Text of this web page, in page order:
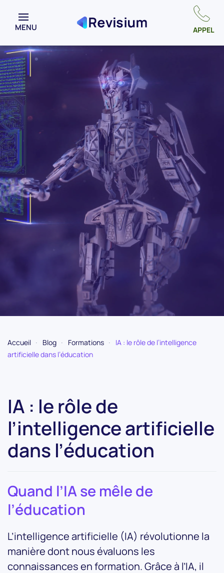
MENU APPEL
Accueil Blog Formations
IA : le rôle de l’intelligence
artificielle dans l’éducation
IA : le rôle de
l’intelligence artificielle
dans l’éducation
Quand l’IA se mêle de
l’éducation
L’intelligence artificielle (IA) révolutionne la
manière dont nous évaluons les
connaissances en formation. Grâce à l’IA, il